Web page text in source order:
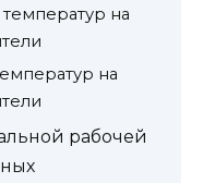
на
на
рабочей